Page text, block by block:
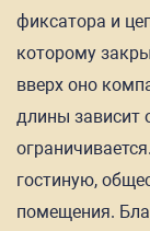
фиксатора и
которому
вверх оно
длины зависит
гостиную,
помещения.